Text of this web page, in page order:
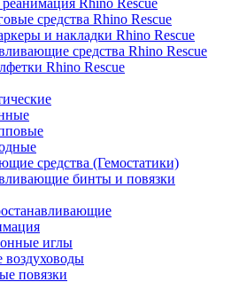
Rhino Rescue
средства Rhino Rescue
и накладки Rhino Rescue
средства Rhino Rescue
Rhino Rescue
средства (Гемостатики)
бинты и повязки
иглы
воздуховоды
повязки